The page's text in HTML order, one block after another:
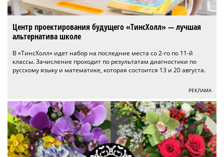
Центр проектирования будущего «ТинсХолл» — лучшая
альтернатива школе
В «ТинсХолл» идет набор на последние места со 2-го по 11-й
классы. Зачисление проходит по результатам диагностики по
русскому языку и математике, которая состоится 13 и 20 августа.
РЕКЛАМА